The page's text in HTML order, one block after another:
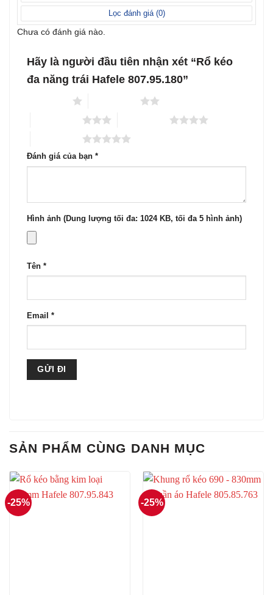
sao
Lọc đánh giá (0)
Chưa có đánh giá nào.
Hãy là người đầu tiên nhận xét “Rổ kéo
đa năng trái Hafele 807.95.180”
Đánh giá của bạn *
Hình ảnh (Dung lượng tối đa: 1024 KB, tối đa 5 hình ảnh)
Tên *
Email *
SẢN PHẨM CÙNG DANH MỤC
-25% -25%